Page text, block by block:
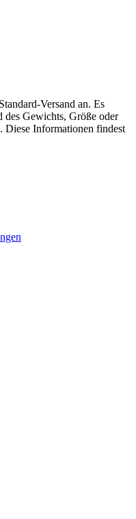
Versand an. Es
Gewichts, Größe oder
Diese Informationen findest